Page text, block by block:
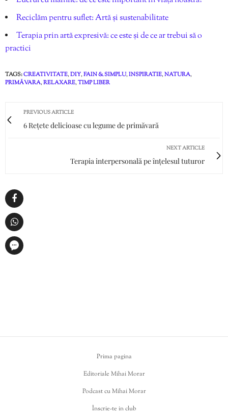
Reciclăm pentru suflet: Artă și sustenabilitate
Terapia prin artă expresivă: ce este și de ce ar trebui să o
practici
TAGS:CREATIVITATE,DIY,FAIN & SIMPLU,INSPIRATIE,NATURA,
PRIMĂVARA,RELAXARE,TIMP LIBER
PREVIOUS ARTICLE
6 Rețete delicioase cu legume de primăvară
NEXT ARTICLE
Terapia interpersonală pe înțelesul tuturor
Prima pagina
Editoriale Mihai Morar
Podcast cu Mihai Morar
Înscrie-te in club